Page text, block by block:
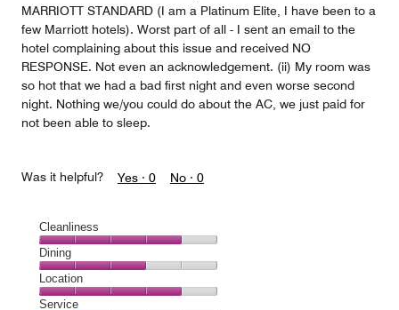
MARRIOTT STANDARD (I am a Platinum Elite, I have been to a
few Marriott hotels). Worst part of all - I sent an email to the
hotel complaining about this issue and received NO
RESPONSE. Not even an acknowledgement. (ii) My room was
so hot that we had a bad first night and even worse second
night. Nothing we/you could do about the AC, we just paid for
not been able to sleep.
Was it helpful? Yes · 0 No · 0
Cleanliness
Cleanliness,
4
out
of
Dining
Dining,
3
Location
Location,
Service